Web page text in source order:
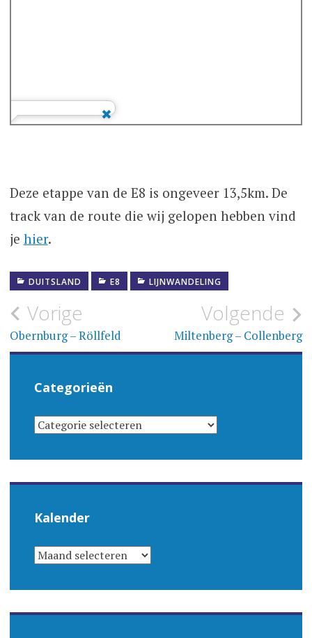
Deze etappe van de E8 is ongeveer 13,5km. De
track van de route die wij gelopen hebben vind
je hier.
DUITSLAND E8 LIJNWANDELING
Bericht
navigatie
Vorige
Obernburg – Röllfeld
Volgende
Miltenberg – Collenberg
Categorieën
CATEGORIEËN
Kalender
KALENDER